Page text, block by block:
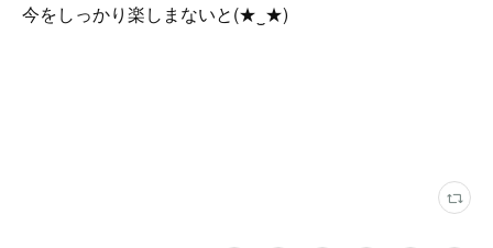
今をしっかり楽しまないと(★‿★)